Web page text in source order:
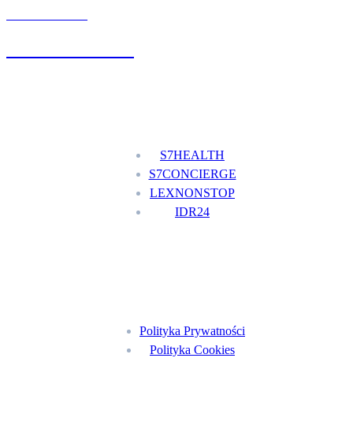
S7HEALTH
S7CONCIERGE
LEXNONSTOP
IDR24
Polityka Prywatności
Polityka Cookies